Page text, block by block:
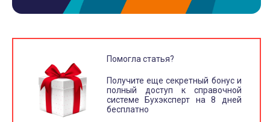
Помогла статья?
Получите еще секретный бонус и
полный доступ к справочной
системе Бухэксперт на 8 дней
бесплатно